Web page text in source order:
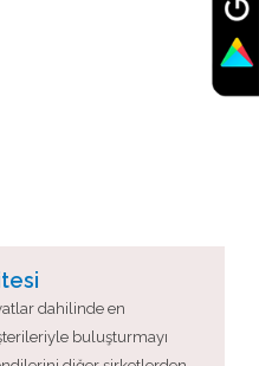
dahilinde en
buluşturmayı